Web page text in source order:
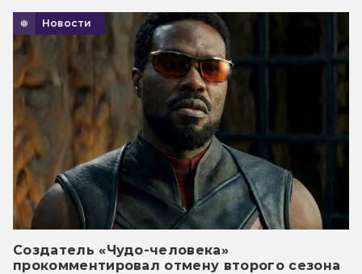
Новости
Создатель «Чудо-человека»
прокомментировал отмену второго сезона